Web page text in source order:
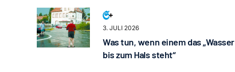
3. JULI 2026
Was tun, wenn einem das „Wasser
bis zum Hals steht“